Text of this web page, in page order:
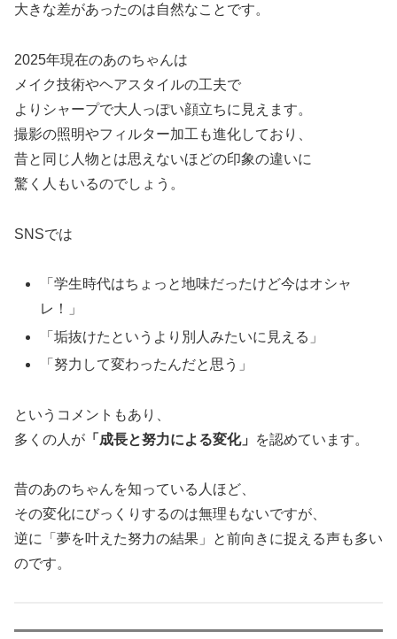
大きな差があったのは自然なことです。
2025年現在のあのちゃんは
メイク技術やヘアスタイルの工夫で
よりシャープで大人っぽい顔立ちに見えます。
撮影の照明やフィルター加工も進化しており、
昔と同じ人物とは思えないほどの印象の違いに
驚く人もいるのでしょう。
SNSでは
「学生時代はちょっと地味だったけど今はオシャ
レ！」
「垢抜けたというより別人みたいに見える」
「努力して変わったんだと思う」
というコメントもあり、
多くの人が 「成長と努力による変化」 を認めています。
昔のあのちゃんを知っている人ほど、
その変化にびっくりするのは無理もないですが、
逆に「夢を叶えた努力の結果」と前向きに捉える声も多い
のです。